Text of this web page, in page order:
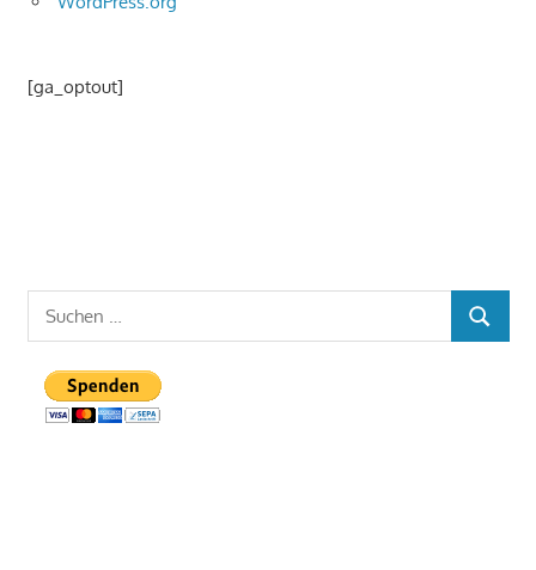
[ga_optout]
Suchen
nach:
SUCHEN